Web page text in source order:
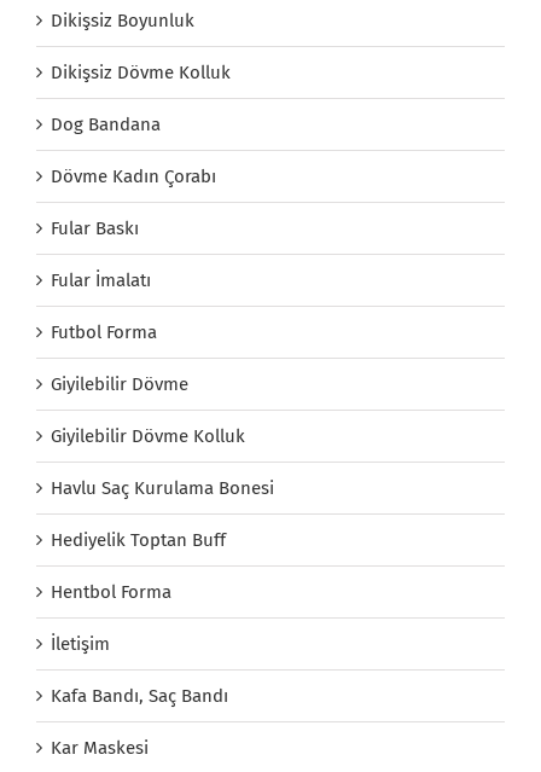
Dikişsiz Boyunluk
Dikişsiz Dövme Kolluk
Dog Bandana
Dövme Kadın Çorabı
Fular Baskı
Fular İmalatı
Futbol Forma
Giyilebilir Dövme
Giyilebilir Dövme Kolluk
Havlu Saç Kurulama Bonesi
Hediyelik Toptan Buff
Hentbol Forma
İletişim
Kafa Bandı, Saç Bandı
Kar Maskesi